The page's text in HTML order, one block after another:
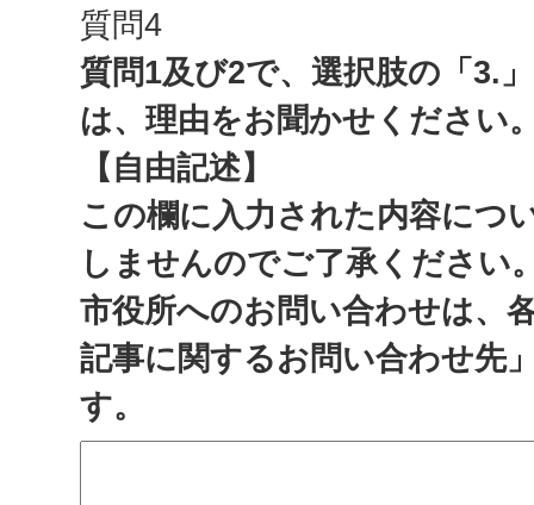
質問4
質問1及び2で、選択肢の「3.
は、理由をお聞かせください
【自由記述】
この欄に入力された内容につ
しませんのでご了承ください
市役所へのお問い合わせは、
記事に関するお問い合わせ先
す。